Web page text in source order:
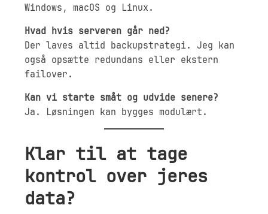
Windows, macOS og Linux.
Hvad hvis serveren går ned?
Der laves altid backupstrategi. Jeg kan
også opsætte redundans eller ekstern
failover.
Kan vi starte småt og udvide senere?
Ja. Løsningen kan bygges modulært.
Klar til at tage
kontrol over jeres
data?